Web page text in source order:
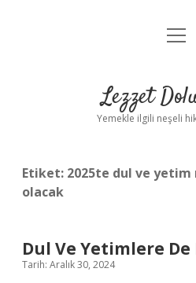
Anasayfa
Yasal
Lezzet
Yemekle ilgili neşeli
Etiket: 2025te dul ve yetim
olacak
Dul Ve Yetimlere De
Tarih: Aralık 30, 2024